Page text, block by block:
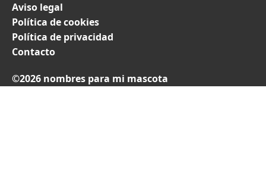
Aviso legal
Política de cookies
Política de privacidad
Contacto
©2026 nombres para mi mascota